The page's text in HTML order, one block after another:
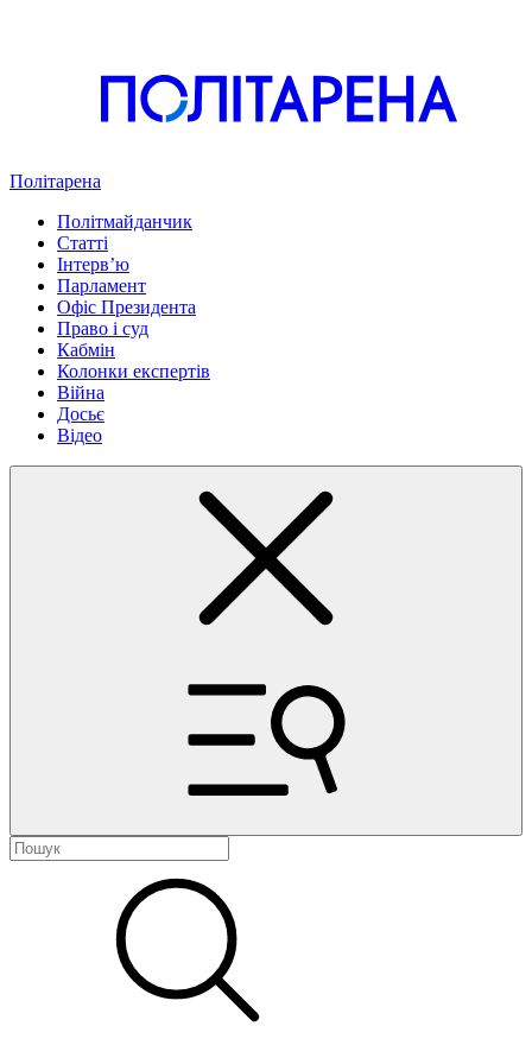
Політарена
Політмайданчик
Статті
Інтервʼю
Парламент
Офіс Президента
Право і суд
Кабмін
Колонки експертів
Війна
Досьє
Відео